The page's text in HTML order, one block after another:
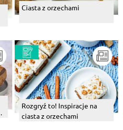
Ciasta z orzechami
Rozgryź to! Inspiracje na
ciasta z orzechami